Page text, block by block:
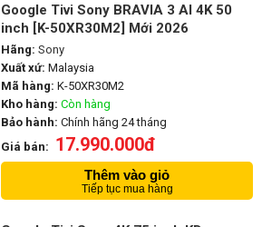
Google Tivi Sony BRAVIA 3 AI 4K 50
inch [K-50XR30M2] Mới 2026
Hãng: Sony
Xuất xứ: Malaysia
Mã hàng: K-50XR30M2
Kho hàng: Còn hàng
Bảo hành: Chính hãng 24 tháng
Giá bán: 17.990.000đ
Thêm vào giỏ
Tiếp tục mua hàng